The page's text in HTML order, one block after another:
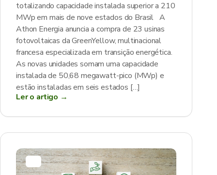
totalizando capacidade instalada superior a 210
MWp em mais de nove estados do Brasil A
Athon Energia anuncia a compra de 23 usinas
fotovoltaicas da GreenYellow, multinacional
francesa especializada em transição energética.
As novas unidades somam uma capacidade
instalada de 50,68 megawatt-pico (MWp) e
estão instaladas em seis estados […]
Ler o artigo →